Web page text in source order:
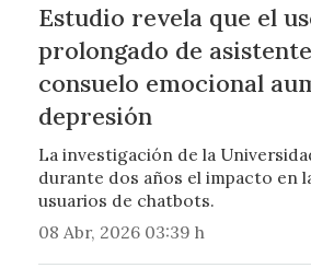
Estudio revela que el
prolongado de
consuelo emocional
depresión
La investigación de la
durante dos años el impacto en
usuarios de chatbots.
08 Abr, 2026 03:39 h